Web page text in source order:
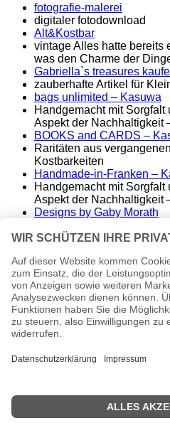
fotografie-malerei
digitaler fotodownload
Alt&Kostbar
vintage Alles hatte bereits
was den Charme der
Gabriella`s treasures
zauberhafte Artikel für
bags unlimited – Kasuwa
Handgemacht mit
Aspekt der Nachhaltigkeit
BOOKS and CARDS –
Raritäten aus
Kostbarkeiten
Handmade-in-Franken –
Handgemacht mit
Aspekt der Nachhaltigkeit
Designs by Gaby Morath
Fränkischen
Raritäten aus
Einzelstücke
Famos. – finest music &
Wir spielen die Songs
conny morath
stimme – sprache –
Die durchgestrichenen Preise